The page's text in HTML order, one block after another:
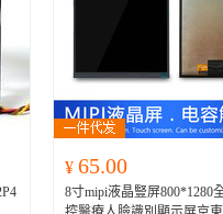
¥ 65.00
8寸mipi液晶豎屏800*1280